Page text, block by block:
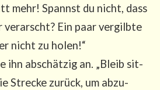
mehr! Spannst du nicht, dass
ver­arscht? Ein paar ver­gilb­te
nicht zu holen!“
ihn abschät­zig an. „Bleib sit­
Stre­cke zurück, um abzu­